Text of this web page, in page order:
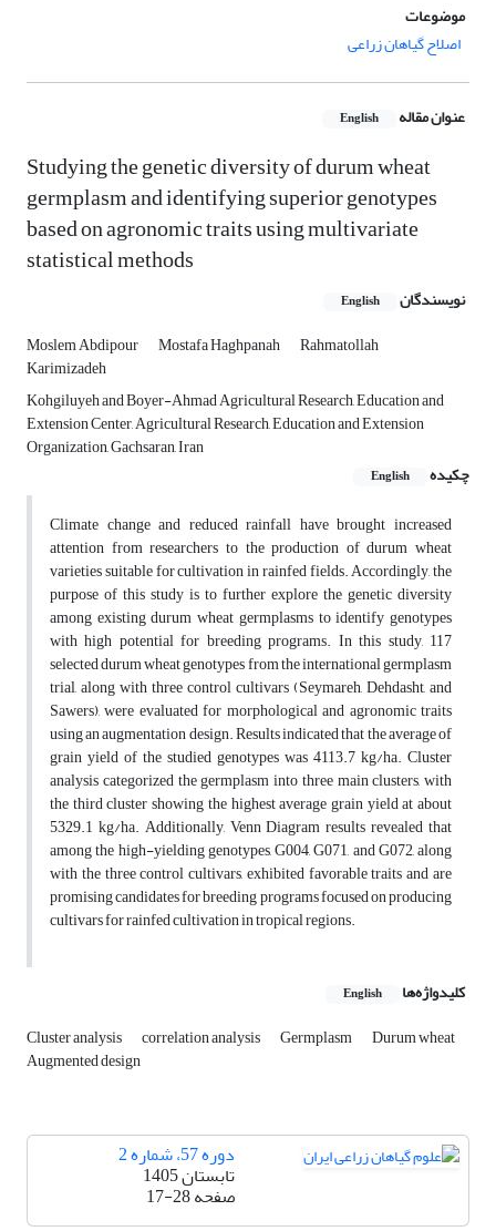
موضوعات
اصلاح گیاهان زراعی
عنوان مقاله English
Studying the genetic diversity of durum wheat
germplasm and identifying superior genotypes
based on agronomic traits using multivariate
statistical methods
نویسندگان English
Moslem Abdipour Mostafa Haghpanah Rahmatollah
Karimizadeh
Kohgiluyeh and Boyer-Ahmad Agricultural Research, Education and
Extension Center, Agricultural Research, Education and Extension
Organization, Gachsaran, Iran
چکیده
English
Climate change and reduced rainfall have brought increased
attention from researchers to the production of durum wheat
varieties suitable for cultivation in rainfed fields. Accordingly, the
purpose of this study is to further explore the genetic diversity
among existing durum wheat germplasms to identify genotypes
with high potential for breeding programs. In this study, 117
selected durum wheat genotypes from the international germplasm
trial, along with three control cultivars (Seymareh, Dehdasht, and
Sawers), were evaluated for morphological and agronomic traits
using an augmentation design. Results indicated that the average of
grain yield of the studied genotypes was 4113.7 kg/ha. Cluster
analysis categorized the germplasm into three main clusters, with
the third cluster showing the highest average grain yield at about
5329.1 kg/ha. Additionally, Venn Diagram results revealed that
among the high-yielding genotypes, G004, G071, and G072, along
with the three control cultivars, exhibited favorable traits and are
promising candidates for breeding programs focused on producing
cultivars for rainfed cultivation in tropical regions.
کلیدواژه‌ها English
Cluster analysis correlation analysis Germplasm Durum wheat
Augmented design
دوره 57، شماره 2
تابستان 1405
صفحه17-28